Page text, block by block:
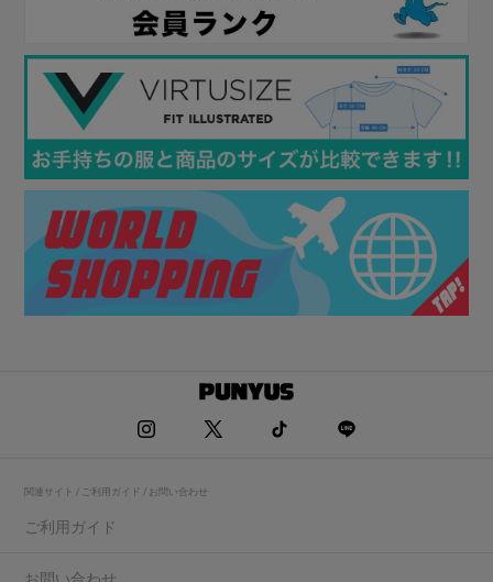
関連サイト / ご利用ガイド / お問い合わせ
ご利用ガイド